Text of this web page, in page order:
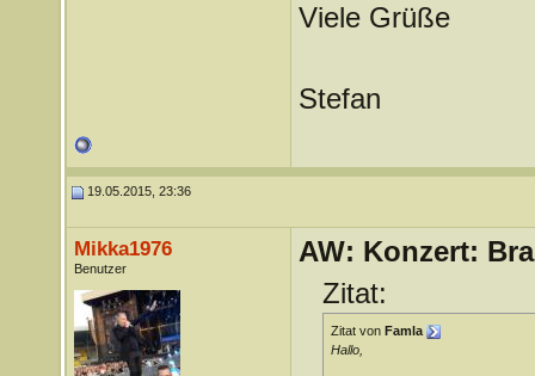
Viele Grüße
Stefan
19.05.2015, 23:36
Mikka1976
Benutzer
AW: Konzert:
Zitat:
Zitat von Famla
Hallo,